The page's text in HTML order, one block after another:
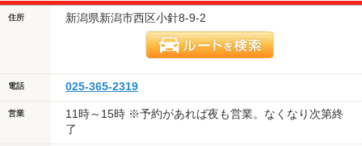
住所 新潟県新潟市西区小針8-9-2
電話 025-365-2319
営業
11時～15時 ※予約があれば夜も営業。なくなり次第終
了